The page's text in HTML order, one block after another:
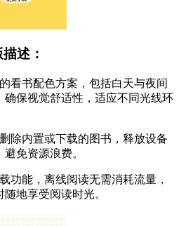
述：
看书配色方案，包括白天与夜间
保视觉舒适性，适应不同光线环
除内置或下载的图书，释放设备
免资源浪费。
功能，离线阅读无需消耗流量，
地享受阅读时光。